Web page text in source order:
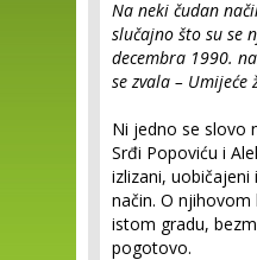
Na neki čudan
slučajno što su se
decembra 1990.
se zvala – Umijeće
Ni jedno se slovo
Srđi Popoviću i
izlizani,
način. O
istom gradu,
pogotovo.